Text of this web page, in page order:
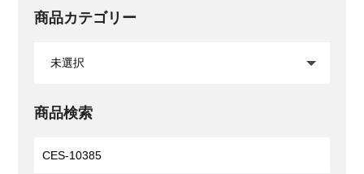
商品カテゴリー
商品検索